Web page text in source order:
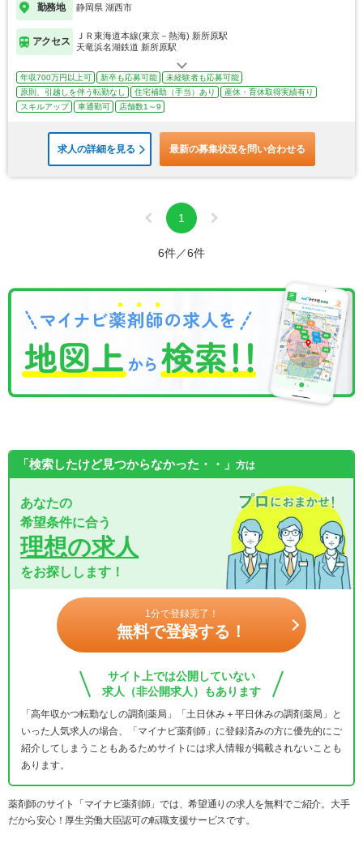
勤務地 静岡県 湖西市
アクセス
ＪＲ東海道本線(東京－熱海) 新所原駅
天竜浜名湖鉄道 新所原駅
年収700万円以上可 新卒も応募可能
未経験者も応募可能
原則、引越しを伴う転勤なし
住宅補助（手当）あり
産休・育休取得実績有り
スキルアップ
車通勤可 店舗数1～9
求人の詳細を見る 最新の募集状況を問い合わせる
1
6件／6件
「検索したけど見つからなかった・・」 方は
あなたの
希望条件に合う
理想の求人
をお探しします！
1分で登録完了！
無料で登録する！
サイト上では公開していない
求人（非公開求人）もあります
「高年収かつ転勤なしの調剤薬局」「土日休み＋平日休みの調剤薬局」と
いった人気求人の場合、「マイナビ薬剤師」に登録済みの方に優先的にご
紹介してしまうこともあるためサイトには求人情報が掲載されないことも
あります。
薬剤師のサイト「マイナビ薬剤師」では、希望通りの求人を無料でご紹介。大手
だから安心！厚生労働大臣認可の転職支援サービスです。